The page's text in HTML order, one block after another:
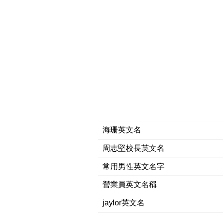
海珊英文名
周志堅校長英文名
常用男性英文名字
營業員英文名稱
jaylor英文名